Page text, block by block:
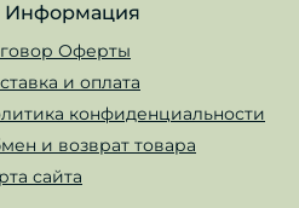
Информация
Оферты
и оплата
конфиденциальности
и возврат товара
сайта